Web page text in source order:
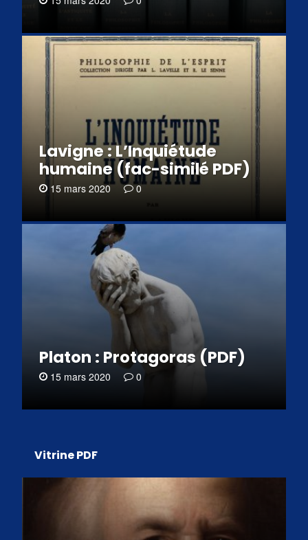
Lavigne : L’Inquiétude
humaine (fac-similé PDF)
15 mars 2020 0
Platon : Protagoras (PDF)
15 mars 2020 0
Vitrine PDF